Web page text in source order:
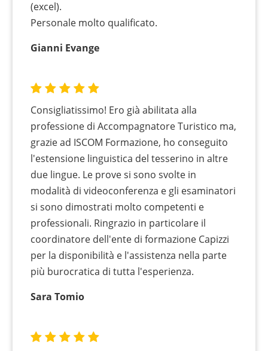
(excel).
Personale molto qualificato.
Gianni Evange
Consigliatissimo! Ero già abilitata alla
professione di Accompagnatore Turistico ma,
grazie ad ISCOM Formazione, ho conseguito
l'estensione linguistica del tesserino in altre
due lingue. Le prove si sono svolte in
modalità di videoconferenza e gli esaminatori
si sono dimostrati molto competenti e
professionali. Ringrazio in particolare il
coordinatore dell'ente di formazione Capizzi
per la disponibilità e l'assistenza nella parte
più burocratica di tutta l'esperienza.
Sara Tomio